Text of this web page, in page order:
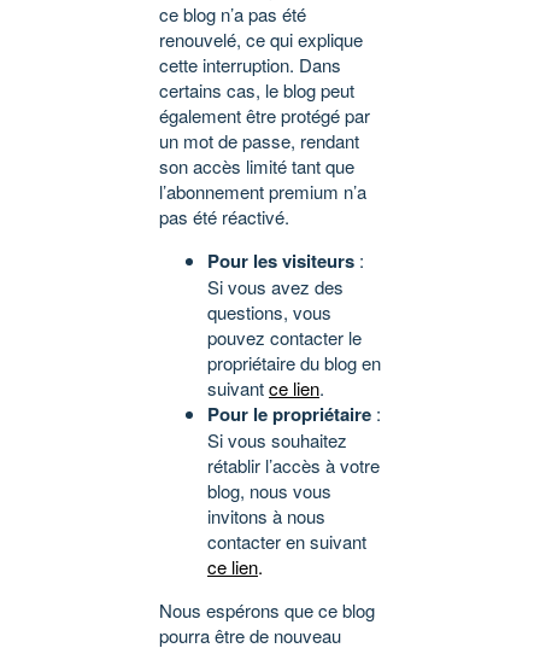
ce blog n’a pas été
renouvelé, ce qui explique
cette interruption. Dans
certains cas, le blog peut
également être protégé par
un mot de passe, rendant
son accès limité tant que
l’abonnement premium n’a
pas été réactivé.
Pour les visiteurs :
Si vous avez des
questions, vous
pouvez contacter le
propriétaire du blog en
suivantce lien.
Pour le propriétaire :
Si vous souhaitez
rétablir l’accès à votre
blog, nous vous
invitons à nous
contacter en suivant
ce lien.
Nous espérons que ce blog
pourra être de nouveau